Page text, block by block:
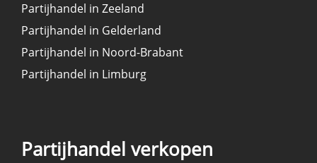
Partijhandel in Zeeland
Partijhandel in Gelderland
Partijhandel in Noord-Brabant
Partijhandel in Limburg
Partijhandel verkopen